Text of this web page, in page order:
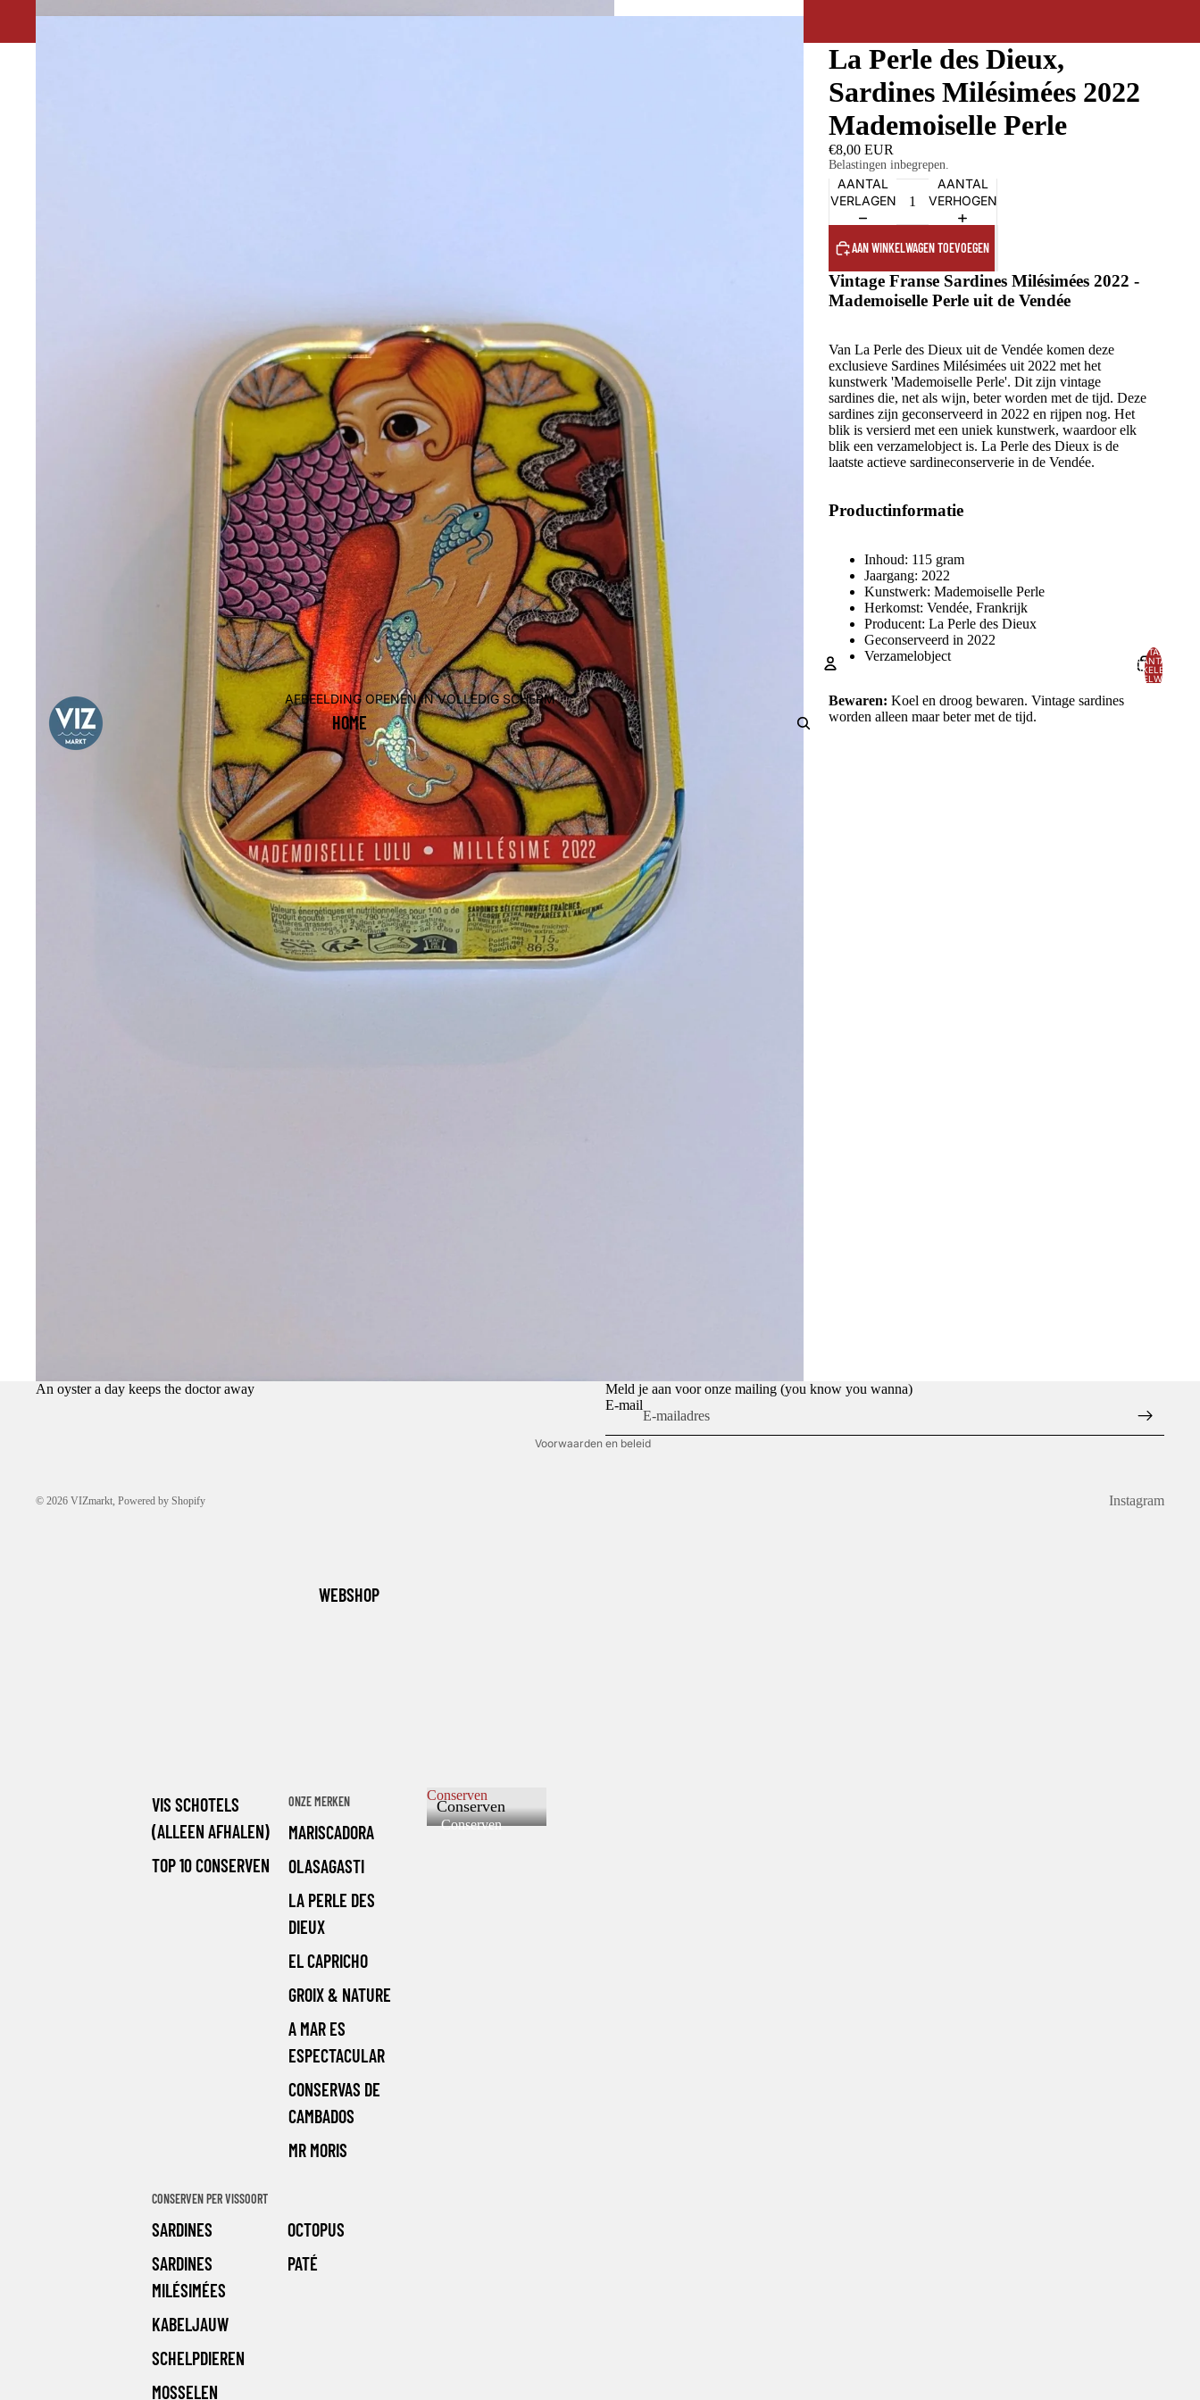
winkel in het Kleverpark in Haarlem is gesloten van 19 t/m 29 juli. In onze locatie in de Grote
HOME
WEBSHOP
VIS SCHOTELS
(ALLEEN AFHALEN)
TOP 10 CONSERVEN
ONZE MERKEN
MARISCADORA
OLASAGASTI
LA PERLE DES
DIEUX
EL CAPRICHO
GROIX & NATURE
A MAR ES
ESPECTACULAR
CONSERVAS DE
CAMBADOS
MR MORIS
CONSERVEN PER VISSOORT
SARDINES
SARDINES
MILÉSIMÉES
KABELJAUW
SCHELPDIEREN
MOSSELEN
OCTOPUS
PATÉ
Conserven
Conserven
Conserven
Account
TOTAAL
AANTAL
ARTIKELEN IN
WINKELWAGEN:
AFBEELDING OPENEN IN VOLLEDIG SCHERM
La Perle des Dieux,
Sardines Milésimées 2022
Mademoiselle Perle
€8,00 EUR
Belastingen inbegrepen.
AANTAL
VERLAGEN
AANTAL
VERHOGEN
AAN WINKELWAGEN TOEVOEGEN
Vintage Franse Sardines Milésimées 2022 -
Mademoiselle Perle uit de Vendée
Van La Perle des Dieux uit de Vendée komen deze
exclusieve Sardines Milésimées uit 2022 met het
kunstwerk 'Mademoiselle Perle'. Dit zijn vintage
sardines die, net als wijn, beter worden met de tijd. Deze
sardines zijn geconserveerd in 2022 en rijpen nog. Het
blik is versierd met een uniek kunstwerk, waardoor elk
blik een verzamelobject is. La Perle des Dieux is de
laatste actieve sardineconserverie in de Vendée.
Productinformatie
Inhoud: 115 gram
Jaargang: 2022
Kunstwerk: Mademoiselle Perle
Herkomst: Vendée, Frankrijk
Producent: La Perle des Dieux
Geconserveerd in 2022
Verzamelobject
Bewaren: Koel en droog bewaren. Vintage sardines
worden alleen maar beter met de tijd.
An oyster a day keeps the doctor away
Meld je aan voor onze mailing (you know you wanna)
E-mail
© 2026 VIZmarkt, Powered by Shopify
Voorwaarden en beleid
Algemene voorwaarden
Contactgegevens
Instagram